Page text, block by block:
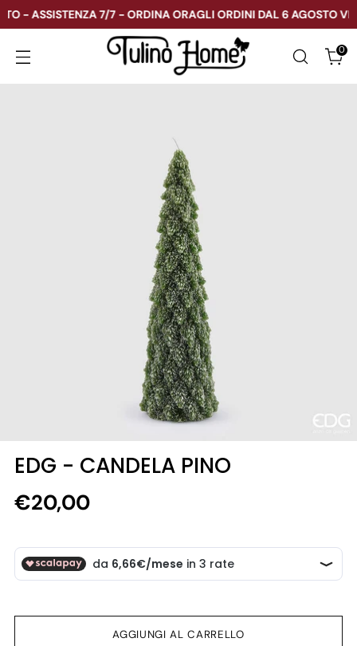
- ASSISTENZA 7/7 - ORDINA ORAGLI ORDINI DAL 6 AGOSTO
0
EDG - CANDELA PINO
Prezzo
listino
€20,00
AGGIUNGI AL CARRELLO